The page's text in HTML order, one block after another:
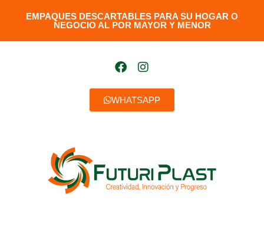
EMPAQUES DESCARTABLES PARA SU HOGAR O
NEGOCIO AL POR MAYOR Y MENOR​
WHATSAPP